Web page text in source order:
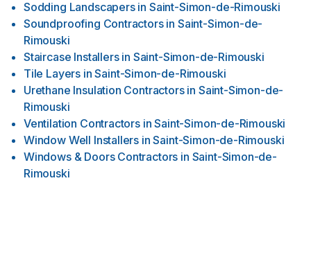
Sodding Landscapers in Saint-Simon-de-Rimouski
Soundproofing Contractors in Saint-Simon-de-
Rimouski
Staircase Installers in Saint-Simon-de-Rimouski
Tile Layers in Saint-Simon-de-Rimouski
Urethane Insulation Contractors in Saint-Simon-de-
Rimouski
Ventilation Contractors in Saint-Simon-de-Rimouski
Window Well Installers in Saint-Simon-de-Rimouski
Windows & Doors Contractors in Saint-Simon-de-
Rimouski